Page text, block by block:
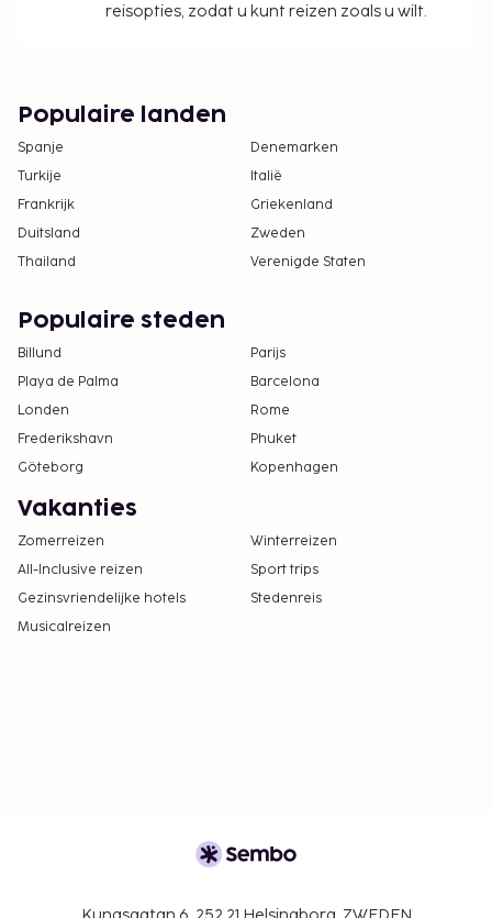
reisopties, zodat u kunt reizen zoals u wilt.
Populaire landen
Spanje
Denemarken
Turkije
Italië
Frankrijk
Griekenland
Duitsland
Zweden
Thailand
Verenigde Staten
Populaire steden
Billund
Parijs
Playa de Palma
Barcelona
Londen
Rome
Frederikshavn
Phuket
Göteborg
Kopenhagen
Vakanties
Zomerreizen
Winterreizen
All-Inclusive reizen
Sport trips
Gezinsvriendelijke hotels
Stedenreis
Musicalreizen